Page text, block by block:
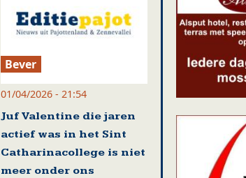
Bever
01/04/2026 - 21:54
Juf Valentine die jaren
actief was in het Sint
Catharinacollege is niet
meer onder ons